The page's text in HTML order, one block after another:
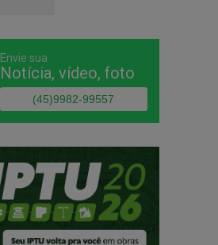
Envie sua
Notícia, vídeo, foto
(45)9982-99557